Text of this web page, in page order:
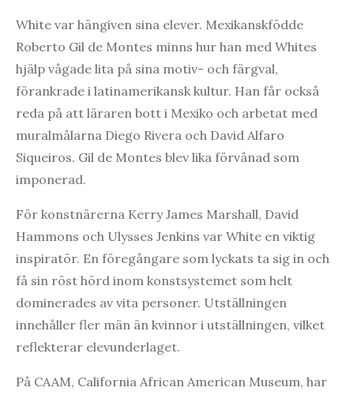
White var hängiven sina elever. Mexikanskfödde
Roberto Gil de Montes minns hur han med Whites
hjälp vågade lita på sina motiv- och färgval,
förankrade i latinamerikansk kultur. Han får också
reda på att läraren bott i Mexiko och arbetat med
muralmålarna Diego Rivera och David Alfaro
Siqueiros. Gil de Montes blev lika förvånad som
imponerad.
För konstnärerna Kerry James Marshall, David
Hammons och Ulysses Jenkins var White en viktig
inspiratör. En föregångare som lyckats ta sig in och
få sin röst hörd inom konstsystemet som helt
dominerades av vita personer. Utställningen
innehåller fler män än kvinnor i utställningen, vilket
reflekterar elevunderlaget.
På CAAM, California African American Museum, har